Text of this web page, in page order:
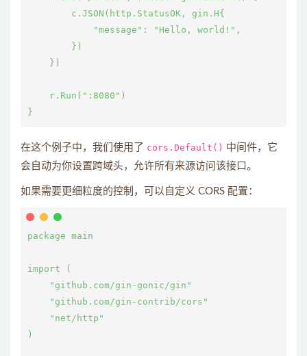
        c.JSON(http.StatusOK, gin.H{
            "message": "Hello, world!",
        })
    })
    r.Run(":8080")
在这个例子中，我们使用了 cors.Default() 中间件，它
会自动为你设置跨域头，允许所有来源访问该接口。
如果需要更细粒度的控制，可以自定义 CORS 配置：
package main
import (
    "github.com/gin-gonic/gin"
    "github.com/gin-contrib/cors"
    "net/http"
)